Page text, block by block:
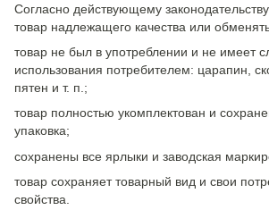
Согласно действующему
товар надлежащего качества или
товар не был в употреблении и не имеет
использования потребителем: царапин,
пятен и т. п.;
товар полностью укомплектован и
упаковка;
сохранены все ярлыки и заводская
товар сохраняет товарный вид и свои
свойства.